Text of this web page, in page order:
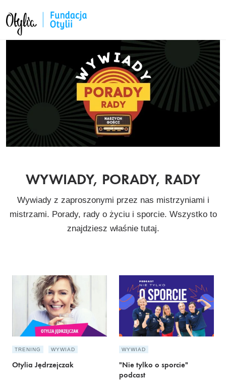
WYWIADY, PORADY, RADY
Wywiady z zaproszonymi przez nas mistrzyniami i
mistrzami. Porady, rady o życiu i sporcie. Wszystko to
znajdziesz właśnie tutaj.
TRENING WYWIAD
Otylia Jędrzejczak
WYWIAD
"Nie tylko o sporcie"
podcast